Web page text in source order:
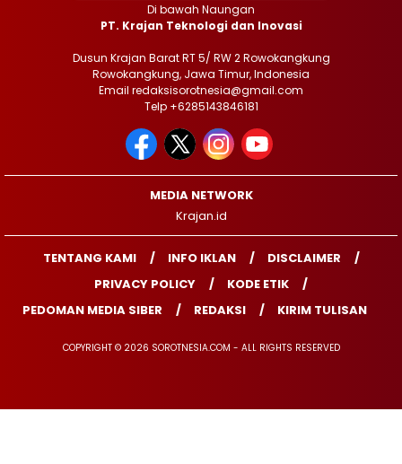
Di bawah Naungan
PT. Krajan Teknologi dan Inovasi
Dusun Krajan Barat RT 5/ RW 2 Rowokangkung
Rowokangkung, Jawa Timur, Indonesia
Email redaksisorotnesia@gmail.com
Telp +6285143846181
MEDIA NETWORK
Krajan.id
TENTANG KAMI INFO IKLAN
DISCLAIMER
PRIVACY POLICY
KODE ETIK
PEDOMAN MEDIA SIBER
REDAKSI KIRIM TULISAN
COPYRIGHT © 2026 SOROTNESIA.COM - ALL RIGHTS RESERVED